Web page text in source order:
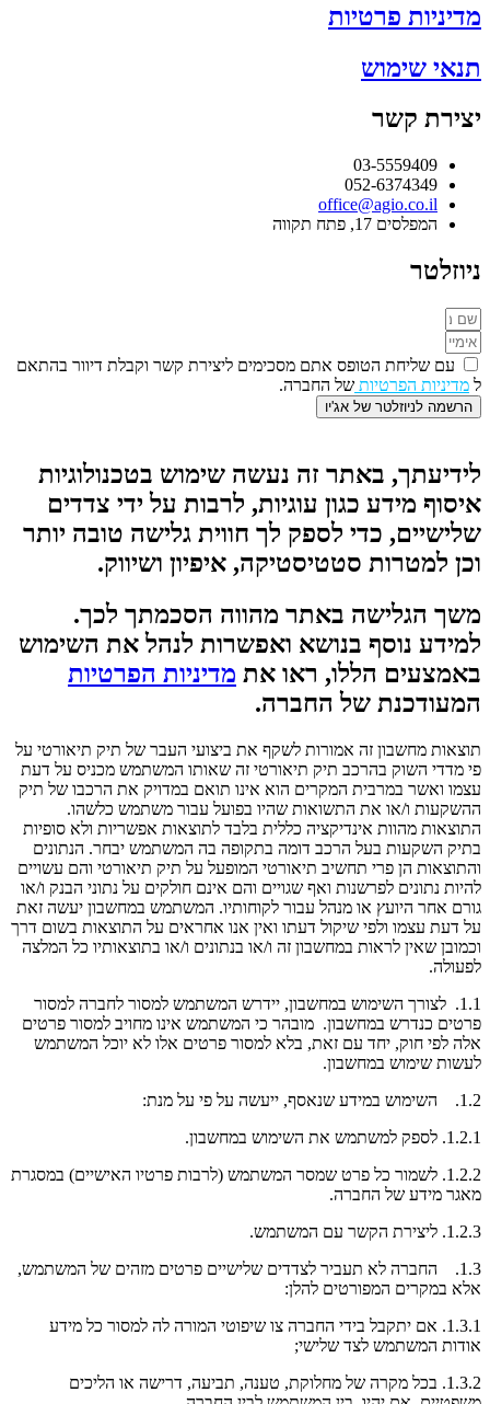
מדיניות פרטיות
תנאי שימוש
יצירת קשר
03-5559409
052-6374349
office@agio.co.il
המפלסים 17, פתח תקווה
ניוזלטר
עם שליחת הטופס אתם מסכימים ליצירת קשר וקבלת דיוור בהתאם
ל מדיניות הפרטיות של החברה.
הרשמה לניוזלטר של אג'יו
לידיעתך, באתר זה נעשה שימוש בטכנולוגיות
איסוף מידע כגון עוגיות, לרבות על ידי צדדים
שלישיים, כדי לספק לך חווית גלישה טובה יותר
וכן למטרות סטטיסטיקה, איפיון ושיווק.
משך הגלישה באתר מהווה הסכמתך לכך.
למידע נוסף בנושא ואפשרות לנהל את השימוש
באמצעים הללו, ראו את מדיניות הפרטיות
המעודכנת של החברה.
תוצאות מחשבון זה אמורות לשקף את ביצועי העבר של תיק תיאורטי על
פי מדדי השוק בהרכב תיק תיאורטי זה שאותו המשתמש מכניס על דעת
עצמו ואשר במרבית המקרים הוא אינו תואם במדויק את הרכבו של תיק
ההשקעות ו/או את התשואות שהיו בפועל עבור משתמש כלשהו.
התוצאות מהוות אינדיקציה כללית בלבד לתוצאות אפשריות ולא סופיות
בתיק השקעות בעל הרכב דומה בתקופה בה המשתמש יבחר. הנתונים
והתוצאות הן פרי תחשיב תיאורטי המופעל על תיק תיאורטי והם עשויים
להיות נתונים לפרשנות ואף שגויים והם אינם חולקים על נתוני הבנק ו/או
גורם אחר היועץ או מנהל עבור לקוחותיו. המשתמש במחשבון יעשה זאת
על דעת עצמו ולפי שיקול דעתו ואין אנו אחראים על התוצאות בשום דרך
וכמובן שאין לראות במחשבון זה ו/או בנתונים ו/או בתוצאותיו כל המלצה
לפעולה.
1.1. לצורך השימוש במחשבון, יידרש המשתמש למסור לחברה למסור
פרטים כנדרש במחשבון. מובהר כי המשתמש אינו מחויב למסור פרטים
אלה לפי חוק, יחד עם זאת, בלא למסור פרטים אלו לא יוכל המשתמש
לעשות שימוש במחשבון.
1.2. השימוש במידע שנאסף, ייעשה על פי על מנת:
1.2.1. לספק למשתמש את השימוש במחשבון.
1.2.2. לשמור כל פרט שמסר המשתמש (לרבות פרטיו האישיים) במסגרת
מאגר מידע של החברה.
1.2.3. ליצירת הקשר עם המשתמש.
1.3. החברה לא תעביר לצדדים שלישיים פרטים מזהים של המשתמש,
אלא במקרים המפורטים להלן:
1.3.1. אם יתקבל בידי החברה צו שיפוטי המורה לה למסור כל מידע
אודות המשתמש לצד שלישי;
1.3.2. בכל מקרה של מחלוקת, טענה, תביעה, דרישה או הליכים